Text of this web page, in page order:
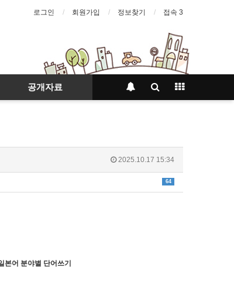
로그인 회원가입 정보찾기 접속 3
공개자료
2025.10.17 15:34
64
본어 분야별 단어쓰기